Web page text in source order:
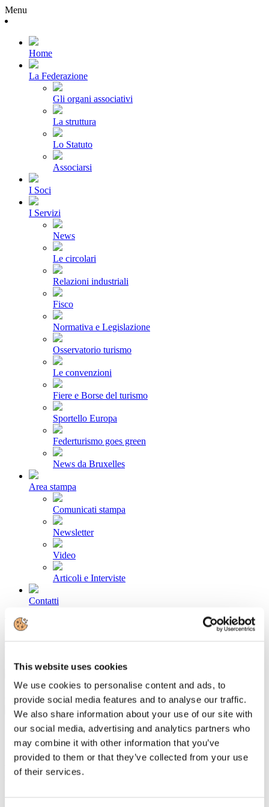
This website uses cookies
We use cookies to personalise content and ads, to
provide social media features and to analyse our traffic.
We also share information about your use of our site with
our social media, advertising and analytics partners who
may combine it with other information that you’ve
provided to them or that they’ve collected from your use
of their services.
Menu
Home
La Federazione
Gli organi associativi
La struttura
Lo Statuto
Associarsi
I Soci
I Servizi
News
Le circolari
Relazioni industriali
Fisco
Normativa e Legislazione
Osservatorio turismo
Le convenzioni
Fiere e Borse del turismo
Sportello Europa
Federturismo goes green
News da Bruxelles
Area stampa
Comunicati stampa
Newsletter
Video
Articoli e Interviste
Contatti
Tel. +39 320 57 80 986
Email segreteria@federturismo.it
Cerca...
Assolombarda lancia il manuale dello
stage per le imprese